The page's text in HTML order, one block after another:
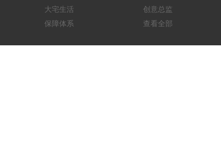
大宅生活
保障体系
创意总监
查看全部